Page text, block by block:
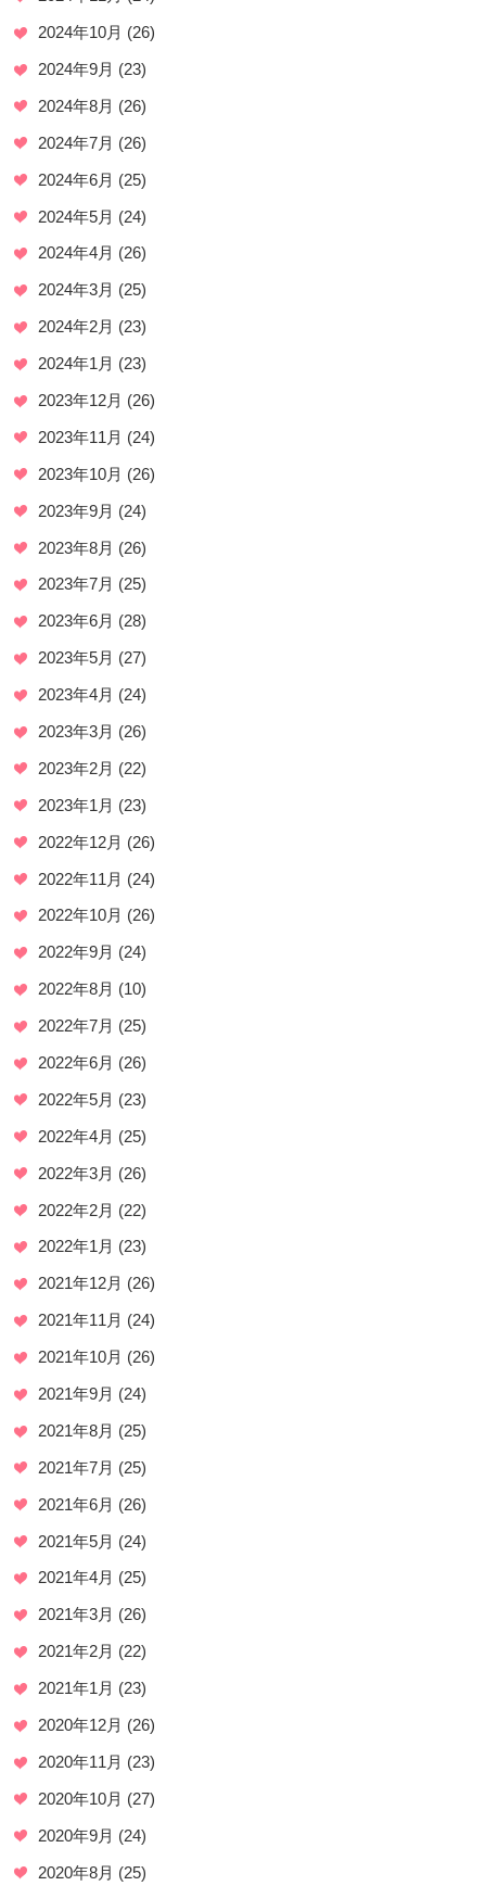
2024年10月 (26)
2024年9月 (23)
2024年8月 (26)
2024年7月 (26)
2024年6月 (25)
2024年5月 (24)
2024年4月 (26)
2024年3月 (25)
2024年2月 (23)
2024年1月 (23)
2023年12月 (26)
2023年11月 (24)
2023年10月 (26)
2023年9月 (24)
2023年8月 (26)
2023年7月 (25)
2023年6月 (28)
2023年5月 (27)
2023年4月 (24)
2023年3月 (26)
2023年2月 (22)
2023年1月 (23)
2022年12月 (26)
2022年11月 (24)
2022年10月 (26)
2022年9月 (24)
2022年8月 (10)
2022年7月 (25)
2022年6月 (26)
2022年5月 (23)
2022年4月 (25)
2022年3月 (26)
2022年2月 (22)
2022年1月 (23)
2021年12月 (26)
2021年11月 (24)
2021年10月 (26)
2021年9月 (24)
2021年8月 (25)
2021年7月 (25)
2021年6月 (26)
2021年5月 (24)
2021年4月 (25)
2021年3月 (26)
2021年2月 (22)
2021年1月 (23)
2020年12月 (26)
2020年11月 (23)
2020年10月 (27)
2020年9月 (24)
2020年8月 (25)